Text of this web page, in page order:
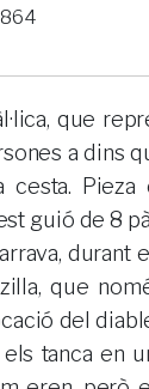
que
a dins
cesta.
guió de 8
durant
que
del
els tanca en